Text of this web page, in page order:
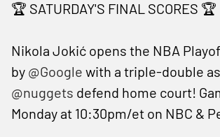
🏆 SATURDAY'S FINAL SCORES 🏆
Nikola Jokić opens the NBA
by @Google with a triple-double
@nuggets defend home court!
Monday at 10:30pm/et on NBC &